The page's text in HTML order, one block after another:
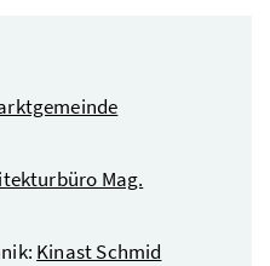
Mag.
Kinast Schmid